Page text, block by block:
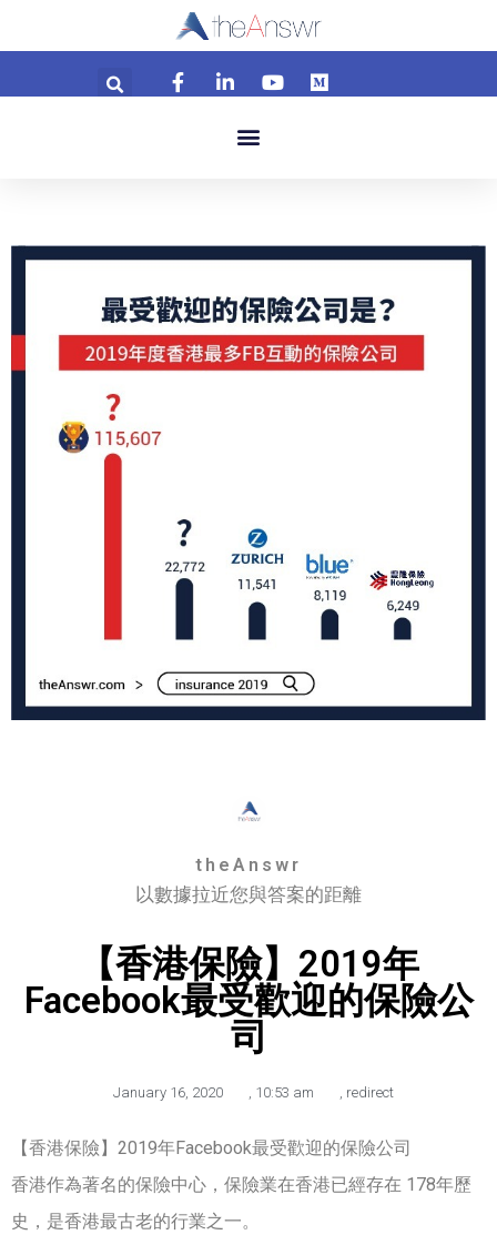
theAnswr
以數據拉近您與答案的距離
【香港保險】2019年
Facebook最受歡迎的保險公
司
January 16, 2020 , 10:53 am , redirect
【香港保險】2019年Facebook最受歡迎的保險公司
香港作為著名的保險中心，保險業在香港已經存在 178年歷
史，是香港最古老的行業之一。